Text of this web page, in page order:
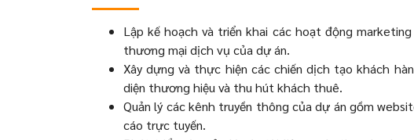
Lập kế hoạch và triển khai các hoạt động
thương mại dịch vụ của dự án.
Xây dựng và thực hiện các chiến dịch tạo khách
diện thương hiệu và thu hút khách thuê.
Quản lý các kênh truyền thông của dự án gồm
cáo trực tuyến.